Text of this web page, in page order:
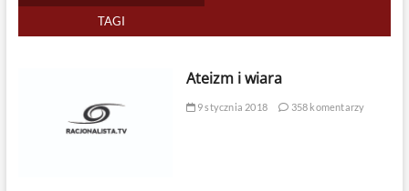
TAGI
Ateizm i wiara
9 stycznia 2018 358 komentarzy